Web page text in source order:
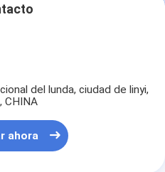
del lunda, ciudad de linyi,
CHINA
ahora